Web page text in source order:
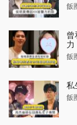
飯
曾
力
飯
私
飯